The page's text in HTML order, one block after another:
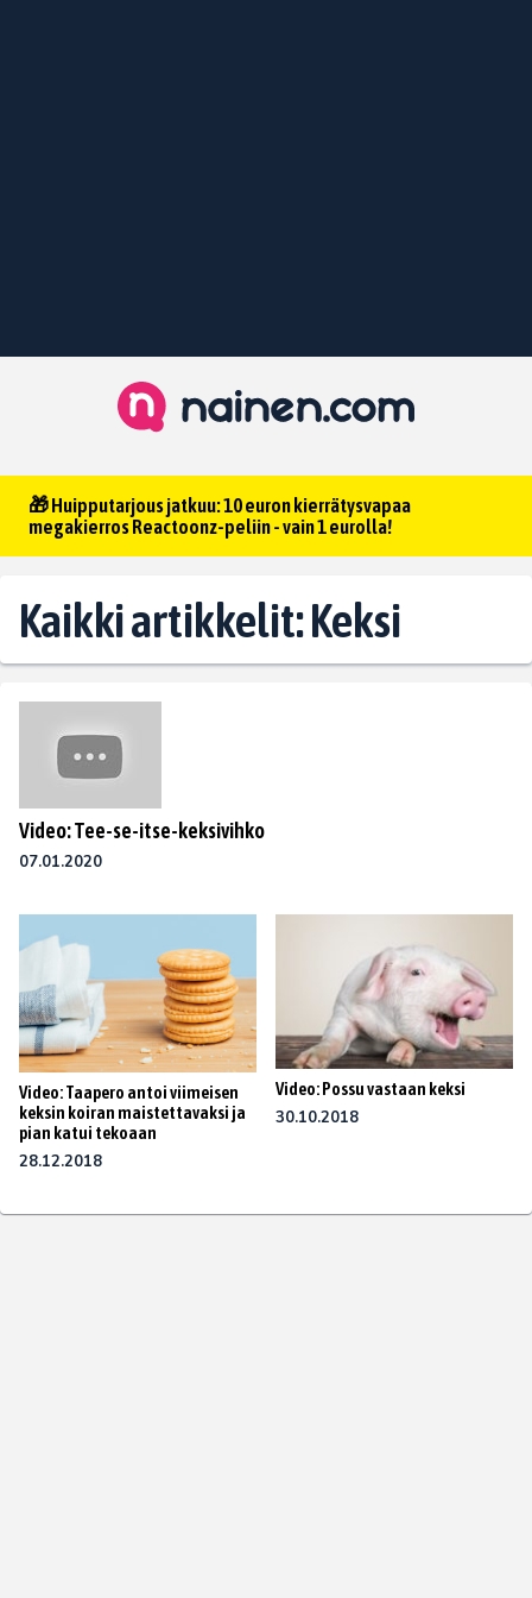
🎁 Huipputarjous jatkuu: 10 euron kierrätysvapaa
megakierros Reactoonz-peliin - vain 1 eurolla!
Kaikki artikkelit: Keksi
Video: Tee-se-itse-keksivihko
07.01.2020
Video: Taapero antoi viimeisen
keksin koiran maistettavaksi ja
pian katui tekoaan
28.12.2018
Video: Possu vastaan keksi
30.10.2018